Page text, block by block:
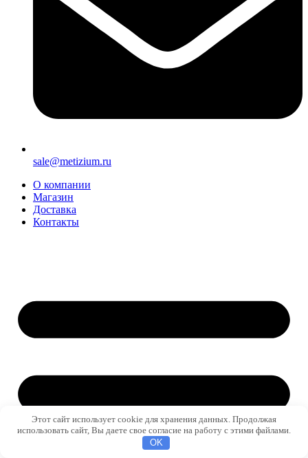
sale@metizium.ru
О компании
Магазин
Доставка
Контакты
Этот сайт использует cookie для хранения данных. Продолжая
использовать сайт, Вы даете свое согласие на работу с этими файлами.
OK